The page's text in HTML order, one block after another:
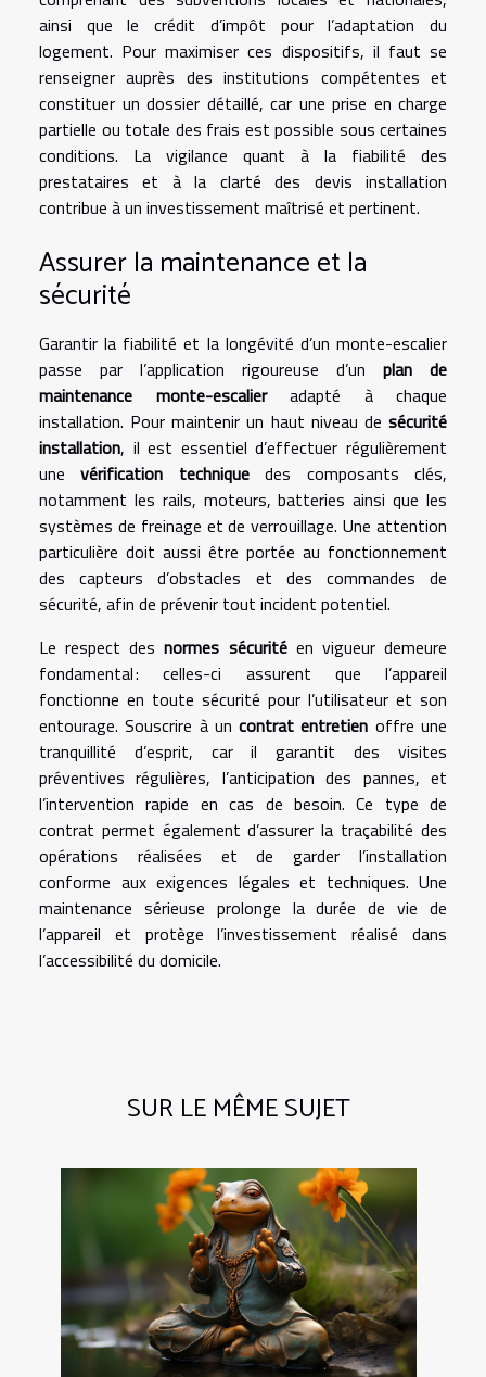
ainsi que le crédit d’impôt pour l’adaptation du
logement. Pour maximiser ces dispositifs, il faut se
renseigner auprès des institutions compétentes et
constituer un dossier détaillé, car une prise en charge
partielle ou totale des frais est possible sous certaines
conditions. La vigilance quant à la fiabilité des
prestataires et à la clarté des devis installation
contribue à un investissement maîtrisé et pertinent.
Assurer la maintenance et la
sécurité
Garantir la fiabilité et la longévité d’un monte-escalier
passe par l’application rigoureuse d’un plan de
maintenance monte-escalieradapté à chaque
installation. Pour maintenir un haut niveau de sécurité
installation, il est essentiel d’effectuer régulièrement
unevérification techniquedes composants clés,
notamment les rails, moteurs, batteries ainsi que les
systèmes de freinage et de verrouillage. Une attention
particulière doit aussi être portée au fonctionnement
des capteurs d’obstacles et des commandes de
sécurité, afin de prévenir tout incident potentiel.
Le respect desnormes sécuritéen vigueur demeure
fondamental : celles-ci assurent que l’appareil
fonctionne en toute sécurité pour l’utilisateur et son
entourage. Souscrire à uncontrat entretien offre une
tranquillité d’esprit, car il garantit des visites
préventives régulières, l’anticipation des pannes, et
l’intervention rapide en cas de besoin. Ce type de
contrat permet également d’assurer la traçabilité des
opérations réalisées et de garder l’installation
conforme aux exigences légales et techniques. Une
maintenance sérieuse prolonge la durée de vie de
l’appareil et protège l’investissement réalisé dans
l’accessibilité du domicile.
SUR LE MÊME SUJET